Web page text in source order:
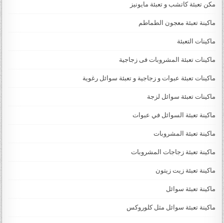
مكن تعبئة كاتشب و تعبئة مايونيز
ماكينة تعبئة معجون الطماطم
ماكينات التعبئة
ماكينات تعبئة المشروبات فى زجاجية
ماكينات تعبئة عبوات و زجاجية و تعبئة سوائل رغوية
ماكينات تعبئة سوائل لزجة
‏‏‏ماكينة تعبئة السوائل في عبوات
ماكينة تعبئة المشروبات
ماكينة تعبئة زجاجات المشروبات
ماكينة تعبئة زيت زيتون
ماكينة تعبئة سوائل
ماكينة تعبئة سوائل مثل كلوروكس